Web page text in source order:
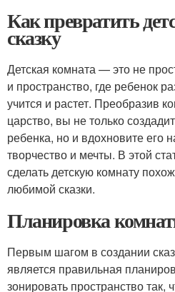
Как превратить
сказку
Детская комната — это не
и пространство, где ребенок
учится и растет. Преобразив
царство, вы не только
ребенка, но и вдохновите его
творчество и мечты. В этой
сделать детскую комнату
любимой сказки.
Планировка
Первым шагом в создании
является правильная
зонировать пространство так,